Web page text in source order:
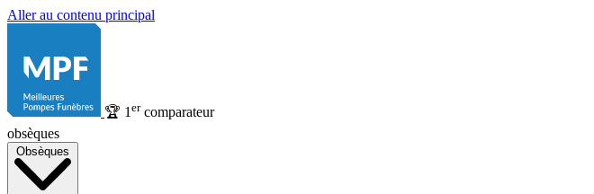
Aller au contenu principal
🏆 1 ercomparateur
obsèques
Obsèques